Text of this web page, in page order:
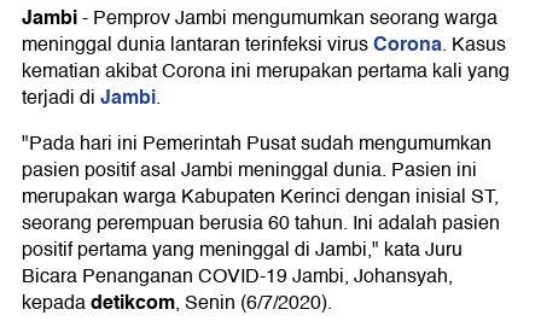
Jambi-Pemprov Jambi mengumumkan seorang warga
meninggal dunia lantaran terinfeksi virusCorona. Kasus
kematian akibat Corona ini merupakan pertama kali yang
terjadi diJambi.
"Pada hari ini Pemerintah Pusat sudah mengumumkan
pasien positif asal Jambi meninggal dunia. Pasien ini
merupakan warga Kabupaten Kerinci dengan inisial ST,
seorang perempuan berusia 60 tahun. Ini adalah pasien
positif pertama yang meninggal di Jambi," kata Juru
Bicara Penanganan COVID-19 Jambi, Johansyah,
kepadadetikcom, Senin (6/7/2020).